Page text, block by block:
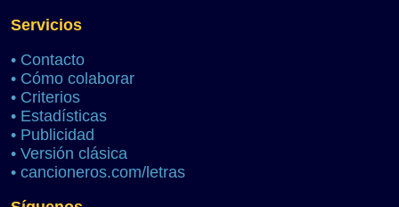
Servicios
• Contacto
• Cómo colaborar
• Criterios
• Estadísticas
• Publicidad
• Versión clásica
• cancioneros.com/letras